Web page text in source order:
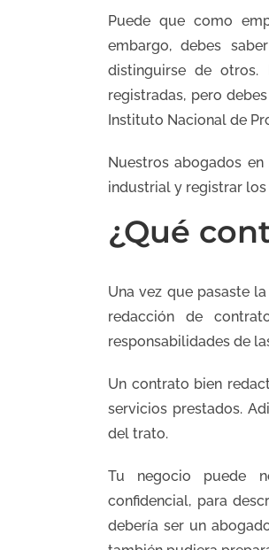
Puede que como
embargo, debes
distinguirse de otros.
registradas, pero
Instituto Nacional de
Nuestros abogados en
industrial y registrar los
¿Qué
Una vez que pasaste
redacción de
responsabilidades de
Un contrato bien
servicios prestados.
del trato.
Tu negocio puede
confidencial, para
debería ser un